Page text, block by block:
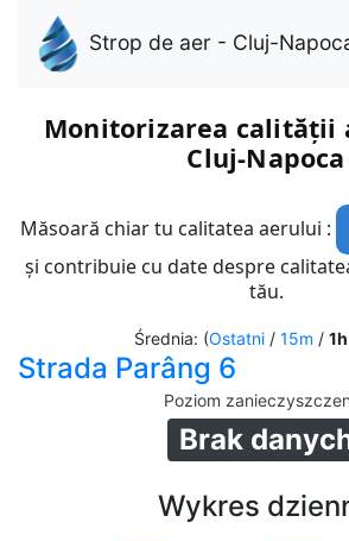
Strop de aer - Cluj-
Monitorizarea calității
Cluj-Napoca
Măsoară chiar tu calitatea aerului :
și contribuie cu date despre
tău.
Średnia: (Ostatni/ 15m / 1h
Strada Parâng 6
Poziom
Brak
Wykres